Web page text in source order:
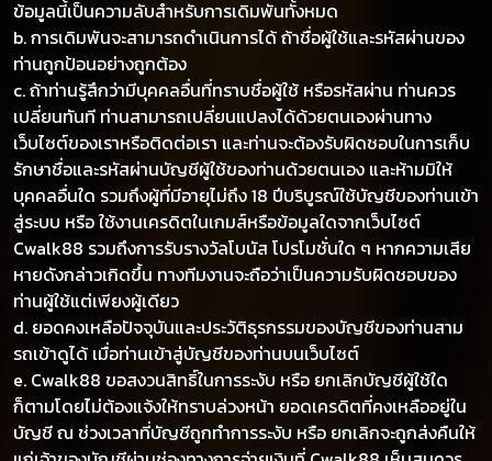
ข้อมูลนี้เป็นความลับสำหรับการเดิมพันทั้งหมด
b. การเดิมพันจะสามารถดำเนินการได้ ถ้าชื่อผู้ใช้และรหัสผ่านของ
ท่านถูกป้อนอย่างถูกต้อง
c. ถ้าท่านรู้สึกว่ามีบุคคลอื่นที่ทราบชื่อผู้ใช้ หรือรหัสผ่าน ท่านควร
เปลี่ยนทันที ท่านสามารถเปลี่ยนแปลงได้ด้วยตนเองผ่านทาง
เว็บไซต์ของเราหรือติดต่อเรา และท่านจะต้องรับผิดชอบในการเก็บ
รักษาชื่อและรหัสผ่านบัญชีผู้ใช้ของท่านด้วยตนเอง และห้ามมิให้
บุคคลอื่นใด รวมถึงผู้ที่มีอายุไม่ถึง 18 ปีบริบูรณ์ใช้บัญชีของท่านเข้า
สู่ระบบ หรือ ใช้งานเครดิตในเกมส์หรือข้อมูลใดจากเว็บไซต์
Cwalk88 รวมถึงการรับรางวัลโบนัส โปรโมชั่นใด ๆ หากความเสีย
หายดังกล่าวเกิดขึ้น ทางทีมงานจะถือว่าเป็นความรับผิดชอบของ
ท่านผู้ใช้แต่เพียงผู้เดียว
d. ยอดคงเหลือปัจจุบันและประวัติธุรกรรมของบัญชีของท่านสาม
รถเข้าดูได้ เมื่อท่านเข้าสู่บัญชีของท่านบนเว็บไซต์
e. Cwalk88 ขอสงวนสิทธิ์ในการระงับ หรือ ยกเลิกบัญชีผู้ใช้ใด
ก็ตามโดยไม่ต้องแจ้งให้ทราบล่วงหน้า ยอดเครดิตที่คงเหลืออยู่ใน
บัญชี ณ ช่วงเวลาที่บัญชีถูกทำการระงับ หรือ ยกเลิกจะถูกส่งคืนให้